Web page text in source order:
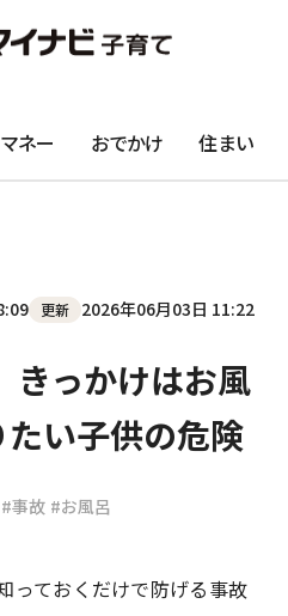
マネー おでかけ 住まい
更新 2026年06月03日 11:22
きっかけはお風
い子供の危険
#事故 #お風呂
っておくだけで防げる事故